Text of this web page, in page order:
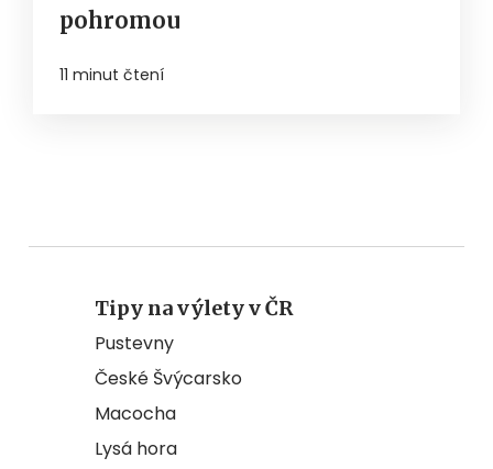
pohromou
11 minut čtení
Tipy na výlety v ČR
Pustevny
České Švýcarsko
Macocha
Lysá hora